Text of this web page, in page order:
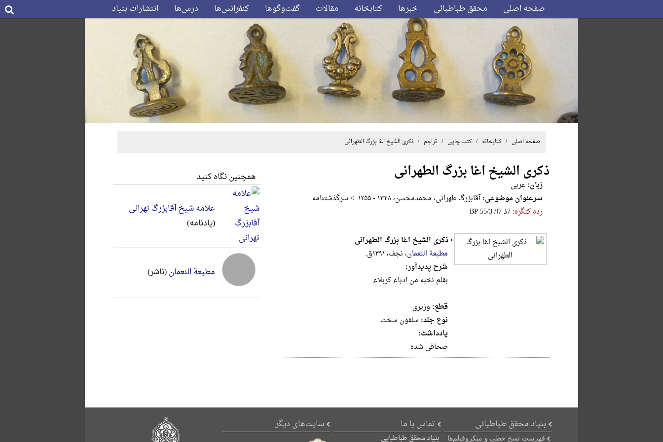
صفحه اصلی محقق طباطبائی خبرها کتابخانه مقالات گفت‌وگوها کنفرانس‌ها درس‌ها انتشارات بنیاد
صفحه اصلی / کتابخانه /کتب چاپی /تراجم / ذکری الشیخ اغا بزرگ الطهرانی
ذکری الشیخ اغا بزرگ الطهرانی
زبان:عربی
سرعنوان موضوعی:آقاب‍زرگ‌ طه‍ران‍ی‌، م‍ح‍م‍دم‍ح‍س‍ن‌، ۱۳۴۸ - ۱۲۵۵. > س‍رگ‍ذش‍ت‍ن‍ام‍ه
رده کنگره:‎B‎P‎ ‎5‎5‎/‎3‎ ‎/‎آ‎7‎ ‎ذ‎7
•ذکری الشیخ اغا بزرگ الطهرانی
مطبعة النعمان، نجف، ۱۳۹۱ق.
شرح پدیدآور:
بقلم نخبه من ادباء کربلاء
قطع: وزيرى
نوع جلد: سلفون سخت
یادداشت:
صحافی شده
همچنین نگاه کنید
علامه شیخ آقابزرگ تهرانی
(یادنامه)
مطبعة النعمان(ناشر)
بنیاد محقق طباطبائی
فهرست نسخ خطی و میکروفیلم‌ها
تماس با ما
بنیاد محقق طباطبایی
سایت‌های دیگر